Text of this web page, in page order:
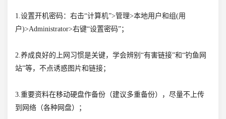
1.设置开机密码：右击“计算机”>管理>本地用户和组(用
户)>Administrator>右键“设置密码”；
2.养成良好的上网习惯是关键，学会辨别“有害链接”和“钓鱼网
站”等，不点诱惑图片和链接；
3.重要资料在移动硬盘作备份（建议多重备份），尽量不上传
到网络（各种网盘）；